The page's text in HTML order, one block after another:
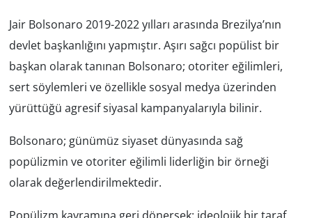
Jair Bolsonaro 2019-2022 yılları arasında Brezilya’nın
devlet başkanlığını yapmıştır. Aşırı sağcı popülist bir
başkan olarak tanınan Bolsonaro; otoriter eğilimleri,
sert söylemleri ve özellikle sosyal medya üzerinden
yürüttüğü agresif siyasal kampanyalarıyla bilinir.
Bolsonaro; günümüz siyaset dünyasında sağ
popülizmin ve otoriter eğilimli liderliğin bir örneği
olarak değerlendirilmektedir.
Popülizm kavramına geri dönersek; ideolojik bir taraf